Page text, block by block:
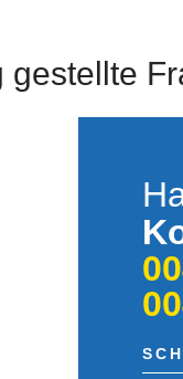
gestellte